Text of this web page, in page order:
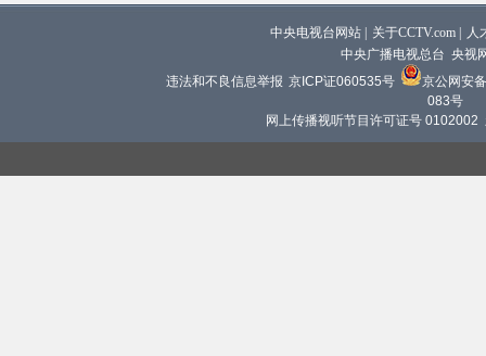
中央电视台网站 关于CCTV.com
人
中央广播电视总台 央视
违法和不良信息举报 京ICP证060535号
京公网安
083号
网上传播视听节目许可证号